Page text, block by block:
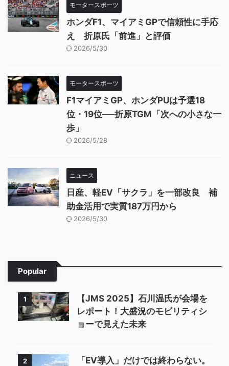
モータースポーツ
ホンダF1、マイアミGPで信頼性に手応
え 折原氏「前進」と評価
2026/5/30
モータースポーツ
F1マイアミGP、ホンダPUは予選18
位・19位──折原TGM「次への小さな一
歩」
2026/5/28
ニュース
日産、軽EV「サクラ」を一部改良 補
助金活用で実質187万円から
2026/5/30
Popular
1
【JMS 2025】石川温氏が会場を
レポート！大盛況のモビリティシ
ョーで見えた未来
2
「EV導入」だけでは終わらない。